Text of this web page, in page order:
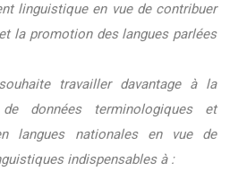
linguistique en vue de contribuer
la promotion des langues parlées
travailler davantage à la
données terminologiques et
langues nationales en vue de
indispensables à :